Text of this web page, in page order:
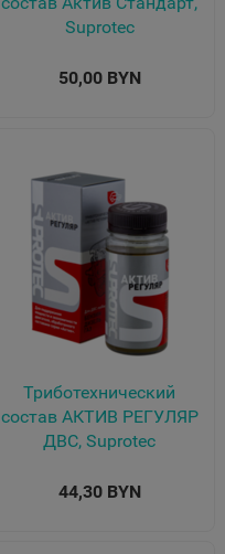
Suprotec
50,00 BYN
Триботехнический
состав АКТИВ РЕГУЛЯР
ДВС, Suprotec
44,30 BYN